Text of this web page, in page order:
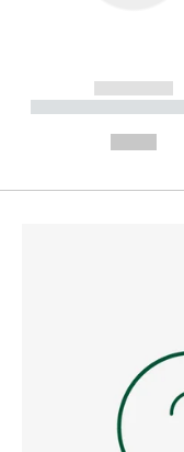
------------
----------- -----------